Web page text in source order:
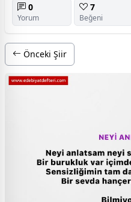
0
Yorum
7
Beğeni
Önceki Şiir